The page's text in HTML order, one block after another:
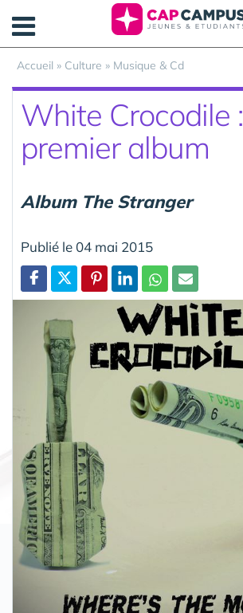
Accueil » Culture » Musique & Cd
White Crocodile :
premier album
Album The Stranger
Publié le 04 mai 2015
Partager
Panneau de gestion des cookies